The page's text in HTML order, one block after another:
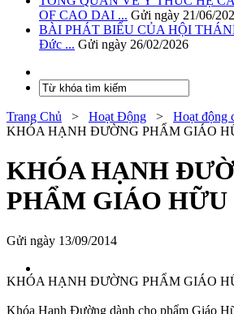
OF CAO DAI ... Gửi ngày 21/06/
BÀI PHÁT BIỂU CỦA HỘI
Đức ... Gửi ngày 26/02/2026
Trang Chủ > Hoạt Động > Hoạt động
KHÓA HẠNH ĐƯỜNG PHẨM GIÁO
KHÓA HẠNH
PHẨM GIÁO HỮU
Gửi ngày 13/09/2014
KHÓA HẠNH ĐƯỜNG PHẨM GIÁO
Khóa Hạnh Đường dành cho phẩm Giáo